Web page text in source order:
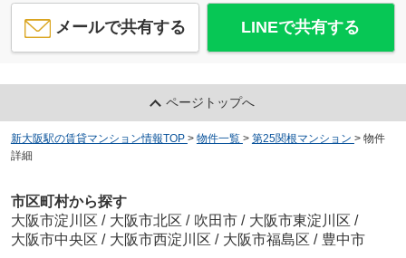
メールで共有する LINEで共有する
ページトップへ
新大阪駅の賃貸マンション情報TOP > 物件一覧 > 第25関根マンション > 物件
詳細
市区町村から探す
大阪市淀川区 / 大阪市北区 / 吹田市 / 大阪市東淀川区 /
大阪市中央区 / 大阪市西淀川区 / 大阪市福島区 / 豊中市